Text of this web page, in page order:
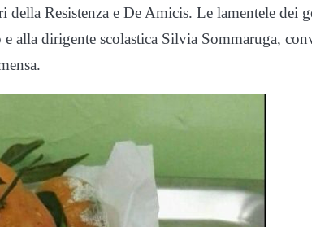
Resistenza e De Amicis. Le lamentele dei
alla dirigente scolastica Silvia Sommaruga,